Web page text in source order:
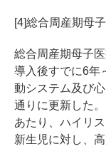
[4]総合周産期母
総合周産期母子
導入後すでに6年
動システム及び
通りに更新した
あたり、ハイリ
新生児に対し、